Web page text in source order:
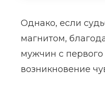
Однако, если
магнитом,
мужчин с первого
возникновение